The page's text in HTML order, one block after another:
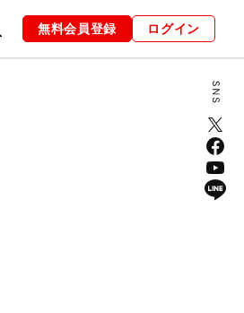
編集部 お知らせ
無料会員登録 ログイン